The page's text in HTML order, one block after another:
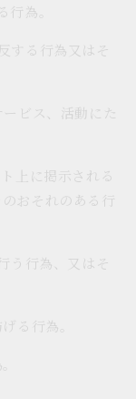
為。
する行為又はそ
ビス、活動にた
上に掲示される
おそれのある行
う行為、又はそ
る行為。